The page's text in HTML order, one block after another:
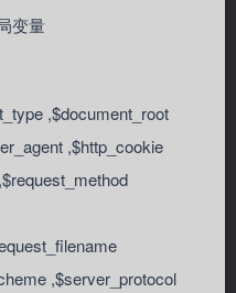
变量
,$document_root
,$http_cookie
,$server_protocol